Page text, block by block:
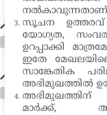
സൂചന ഉത്തരവ്
യോഗ്യത,
ഉറപ്പാക്കി
ഇതേ
സാങ്കേതിക
അഭിമുഖത്തിൽ
മാർക്ക്,